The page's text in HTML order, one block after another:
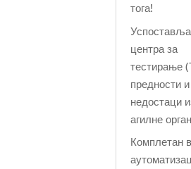
тога!
центра за
тестирање
предности и
недостаци
агилне
Комплетан